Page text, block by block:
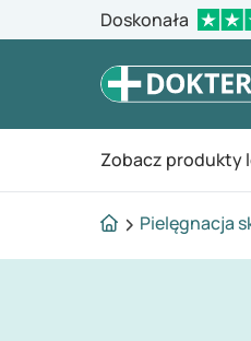
Doskonała
Zobacz produkty
Pielęgnacja